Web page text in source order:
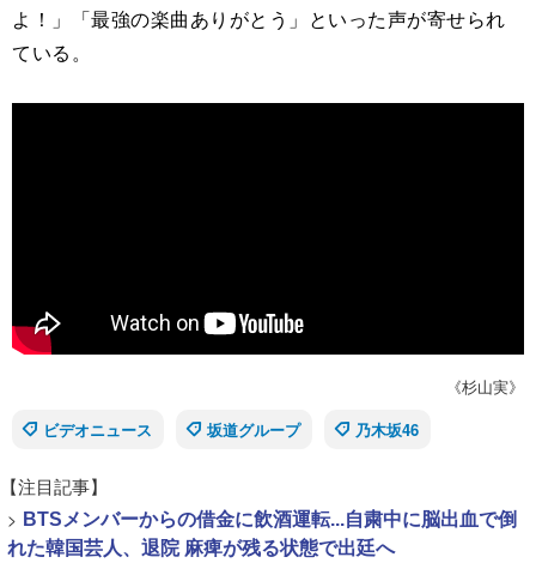
よ！」「最強の楽曲ありがとう」といった声が寄せられ
ている。
《杉山実》
ビデオニュース
坂道グループ 乃木坂46
【注目記事】
> BTSメンバーからの借金に飲酒運転...自粛中に脳出血で倒
れた韓国芸人、退院 麻痺が残る状態で出廷へ